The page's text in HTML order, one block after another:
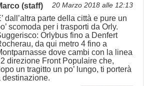
(staff) 20 Marzo 2018 alle 12:13
dall’altra parte della città e pure un
scomoda per i trasporti da Orly.
Orlybus fino a Denfert
da qui metro 4 fino a
dove cambi con la linea
direzione Front Populaire che,
un tragitto un po’ lungo, ti porterà
destinazione.